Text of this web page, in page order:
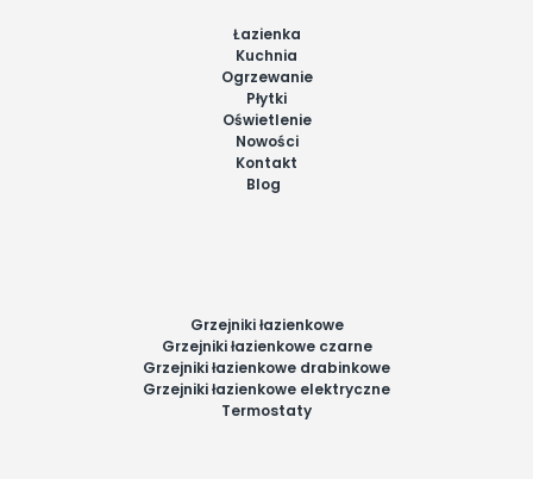
Łazienka
Kuchnia
Ogrzewanie
Płytki
Oświetlenie
Nowości
Kontakt
Blog
Grzejniki łazienkowe
Grzejniki łazienkowe czarne
Grzejniki łazienkowe drabinkowe
Grzejniki łazienkowe elektryczne
Termostaty